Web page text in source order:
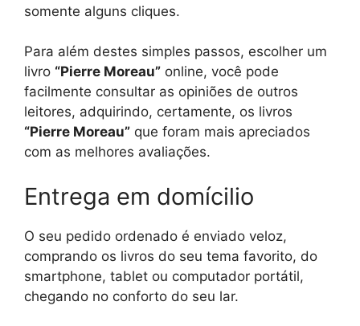
somente alguns cliques.
Para além destes simples passos, escolher um
livro “Pierre Moreau” online, você pode
facilmente consultar as opiniões de outros
leitores, adquirindo, certamente, os livros
“Pierre Moreau” que foram mais apreciados
com as melhores avaliações.
Entrega em domícilio
O seu pedido ordenado é enviado veloz,
comprando os livros do seu tema favorito, do
smartphone, tablet ou computador portátil,
chegando no conforto do seu lar.